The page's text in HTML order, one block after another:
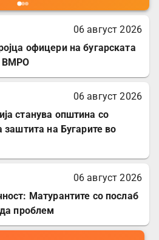
06 август 2026
офицери на бугарската
ВМРО
06 август 2026
станува општина со
заштита на Бугарите во
06 август 2026
Матурантите со послаб
проблем